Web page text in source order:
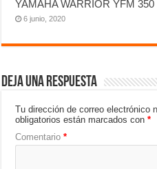
YAMAHA WARRIOR YFM 350
6 junio, 2020
Deja una respuesta
Tu dirección de correo electrónico
obligatorios están marcados con*
Comentario*